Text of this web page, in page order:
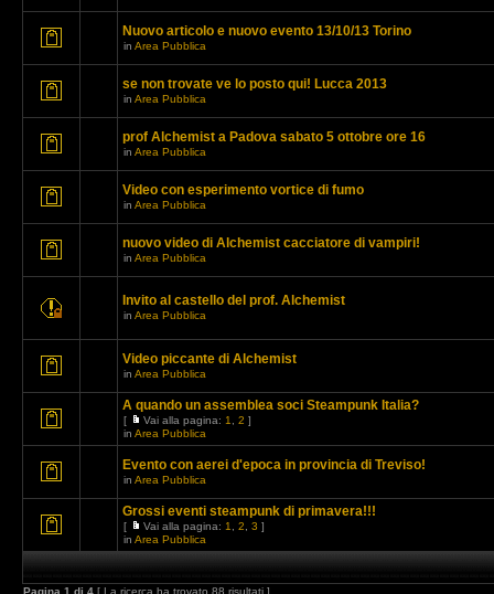
Nuovo articolo e nuovo evento 13/10/13 Torino
in Area Pubblica
se non trovate ve lo posto qui! Lucca 2013
in Area Pubblica
prof Alchemist a Padova sabato 5 ottobre ore 16
in Area Pubblica
Video con esperimento vortice di fumo
in Area Pubblica
nuovo video di Alchemist cacciatore di vampiri!
in Area Pubblica
Invito al castello del prof. Alchemist
in Area Pubblica
Video piccante di Alchemist
in Area Pubblica
A quando un assemblea soci Steampunk Italia?
[ Vai alla pagina: 1 2 ]
in Area Pubblica
Evento con aerei d'epoca in provincia di Treviso!
in Area Pubblica
Grossi eventi steampunk di primavera!!!
[ Vai alla pagina: 1 2 3 ]
in Area Pubblica
Pagina 1 di 4 [ La ricerca ha trovato 88 risultati ]